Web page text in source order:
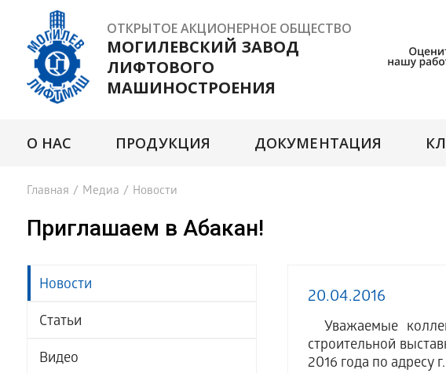
ОТКРЫТОЕ АКЦИОНЕРНОЕ ОБЩЕСТВО
МОГИЛЕВСКИЙ ЗАВОД
ЛИФТОВОГО
МАШИНОСТРОЕНИЯ
О НАС ПРОДУКЦИЯ ДОКУМЕНТАЦИЯ
Главная / Медиа / Новости
Приглашаем в Абакан!
Новости
Статьи
Видео
20.04.2016
Уважаемые
строительной
2016 года по адресу